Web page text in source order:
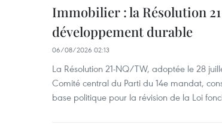
Immobilier : la Résolution
développement durable
06/08/2026 02:13
La Résolution 21-NQ/TW, adoptée le 28
Comité central du Parti du 14e mandat,
base politique pour la révision de la Loi